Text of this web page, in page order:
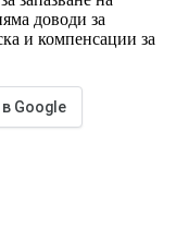
доводи за
и компенсации за
Google